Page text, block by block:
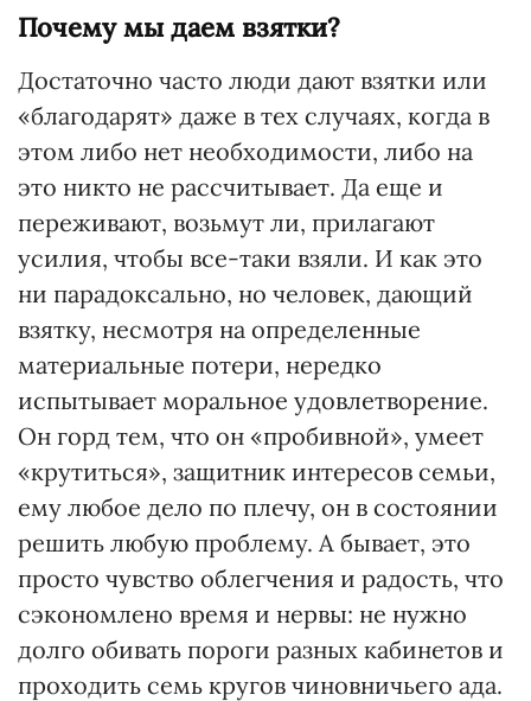
Почему мы даем взятки?
Достаточно часто люди дают взятки или
«благодарят» даже в тех случаях, когда в
этом либо нет необходимости, либо на
это никто не рассчитывает. Да еще и
переживают, возьмут ли, прилагают
усилия, чтобы все-таки взяли. И как это
ни парадоксально, но человек, дающий
взятку, несмотря на определенные
материальные потери, нередко
испытывает моральное удовлетворение.
Он горд тем, что он «пробивной», умеет
«крутиться», защитник интересов семьи,
ему любое дело по плечу, он в состоянии
решить любую проблему. А бывает, это
просто чувство облегчения и радость, что
сэкономлено время и нервы: не нужно
долго обивать пороги разных кабинетов и
проходить семь кругов чиновничьего ада.